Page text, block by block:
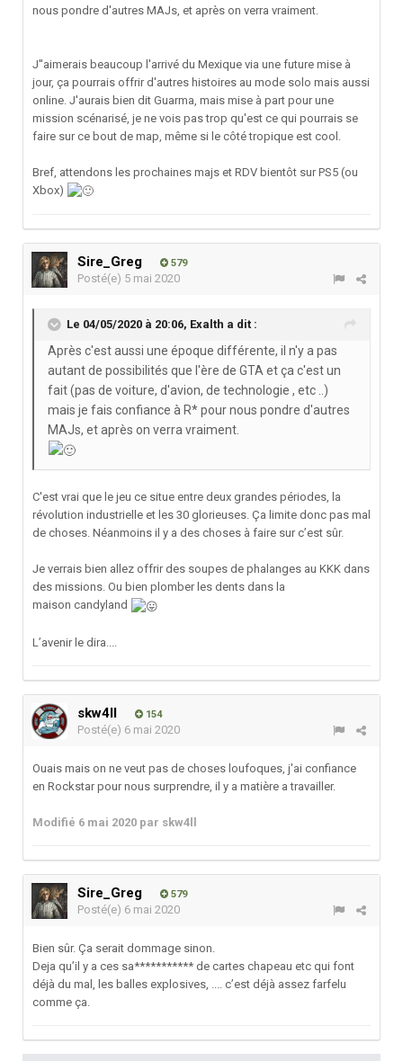
nous pondre d'autres MAJs, et après on verra vraiment.
J''aimerais beaucoup l'arrivé du Mexique via une future mise à
jour, ça pourrais offrir d'autres histoires au mode solo mais aussi
online. J'aurais bien dit Guarma, mais mise à part pour une
mission scénarisé, je ne vois pas trop qu'est ce qui pourrais se
faire sur ce bout de map, même si le côté tropique est cool.
Bref, attendons les prochaines majs et RDV bientôt sur PS5 (ou
Xbox)
Sire_Greg 579
Posté(e) 5 mai 2020
Le 04/05/2020 à 20:06, Exalth a dit :
Après c'est aussi une époque différente, il n'y a pas
autant de possibilités que l'ère de GTA et ça c'est un
fait (pas de voiture, d'avion, de technologie , etc ..)
mais je fais confiance à R* pour nous pondre d'autres
MAJs, et après on verra vraiment.
C'est vrai que le jeu ce situe entre deux grandes périodes, la
révolution industrielle et les 30 glorieuses. Ça limite donc pas mal
de choses. Néanmoins il y a des choses à faire sur c’est sûr.
Je verrais bien allez offrir des soupes de phalanges au KKK dans
des missions. Ou bien plomber les dents dans la
maison candyland
L’avenir le dira....
skw4ll 154
Posté(e) 6 mai 2020
Ouais mais on ne veut pas de choses loufoques, j'ai confiance
en Rockstar pour nous surprendre, il y a matière a travailler.
Modifié 6 mai 2020 par skw4ll
Sire_Greg 579
Posté(e) 6 mai 2020
Bien sûr. Ça serait dommage sinon.
Deja qu’il y a ces sa*********** de cartes chapeau etc qui font
déjà du mal, les balles explosives, .... c’est déjà assez farfelu
comme ça.